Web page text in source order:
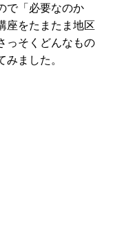
で「必要なのか
座をたまたま地区
っそくどんなもの
ました。